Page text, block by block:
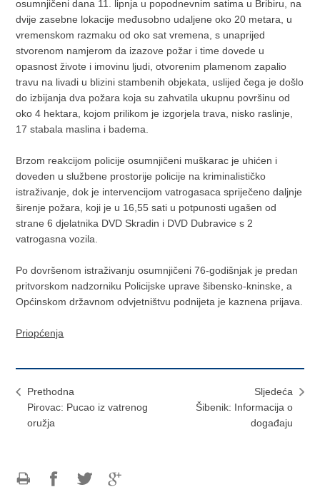
osumnjičeni dana 11. lipnja u popodnevnim satima u Bribiru, na
dvije zasebne lokacije međusobno udaljene oko 20 metara, u
vremenskom razmaku od oko sat vremena, s unaprijed
stvorenom namjerom da izazove požar i time dovede u
opasnost živote i imovinu ljudi, otvorenim plamenom zapalio
travu na livadi u blizini stambenih objekata, uslijed čega je došlo
do izbijanja dva požara koja su zahvatila ukupnu površinu od
oko 4 hektara, kojom prilikom je izgorjela trava, nisko raslinje,
17 stabala maslina i badema.
Brzom reakcijom policije osumnjičeni muškarac je uhićen i
doveden u službene prostorije policije na kriminalističko
istraživanje, dok je intervencijom vatrogasaca spriječeno daljnje
širenje požara, koji je u 16,55 sati u potpunosti ugašen od
strane 6 djelatnika DVD Skradin i DVD Dubravice s 2
vatrogasna vozila.
Po dovršenom istraživanju osumnjičeni 76-godišnjak je predan
pritvorskom nadzorniku Policijske uprave šibensko-kninske, a
Općinskom državnom odvjetništvu podnijeta je kaznena prijava.
Priopćenja
Prethodna
Pirovac: Pucao iz vatrenog
oružja
Sljedeća
Šibenik: Informacija o
događaju